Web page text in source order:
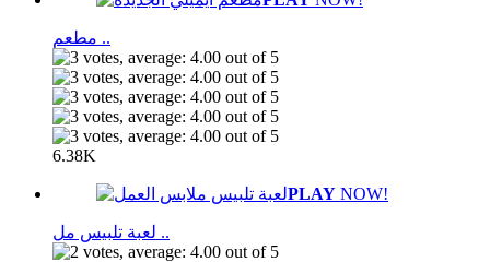
مطعم ..
6.38K
PLAY NOW!
لعبة تلبيس مل ..